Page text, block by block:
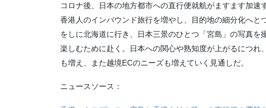
コロナ後、日本の地方都市への直行便就航がますます加
香港人のインバウンド旅行を増やし、目的地の細分化へ
をしに北海道に行き、日本三景のひとつ「宮島」の写真
楽しむために赴く。日本への関心や熟知度が上がるにつ
も増え、また越境ECのニーズも増えていく見通しだ。
ニュースソース：